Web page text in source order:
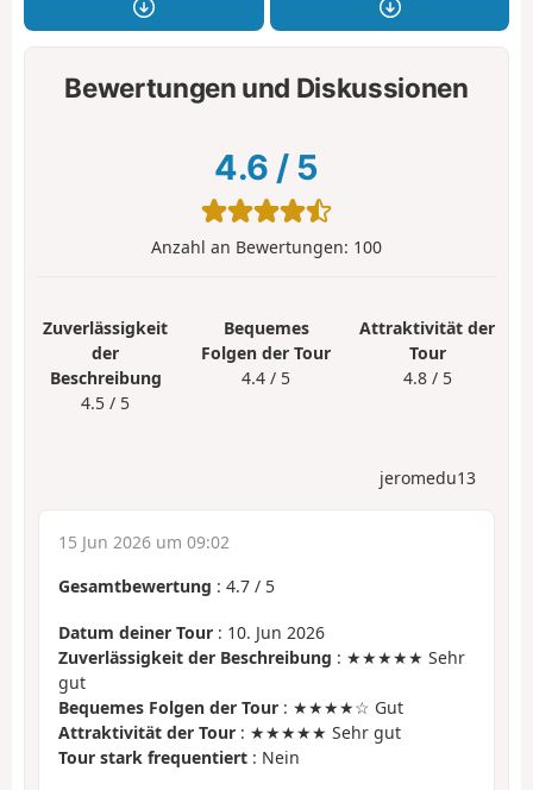
Bewertungen und Diskussionen
4.6 / 5
Anzahl an Bewertungen: 100
Zuverlässigkeit
der
Beschreibung
4.5 / 5
Bequemes
Folgen der Tour
4.4 / 5
Attraktivität der
Tour
4.8 / 5
jeromedu13
15 Jun 2026 um 09:02
Gesamtbewertung : 4.7 / 5
Datum deiner Tour : 10. Jun 2026
Zuverlässigkeit der Beschreibung : ★★★★★ Sehr
gut
Bequemes Folgen der Tour : ★★★★☆ Gut
Attraktivität der Tour : ★★★★★ Sehr gut
Tour stark frequentiert : Nein